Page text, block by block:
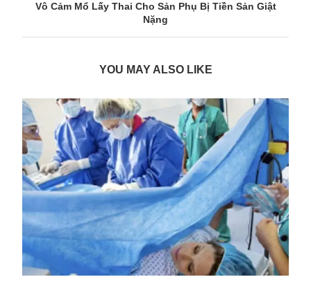
Vô Cảm Mổ Lấy Thai Cho Sản Phụ Bị Tiền Sản Giật
Nặng
YOU MAY ALSO LIKE